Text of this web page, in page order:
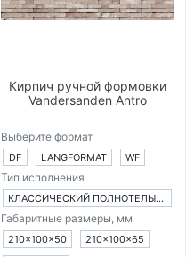
Кирпич ручной формовки
Vandersanden Antro
Выберите формат
DF LANGFORMAT WF
Тип исполнения
КЛАССИЧЕСКИЙ ПОЛНОТЕЛЫЙ КИРПИЧ
Габаритные размеры, мм
210×100×50
210×100×65